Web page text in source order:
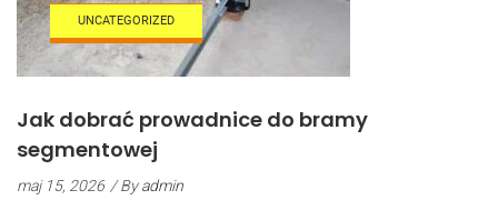
UNCATEGORIZED
Jak dobrać prowadnice do bramy
segmentowej
maj 15, 2026 / Byadmin